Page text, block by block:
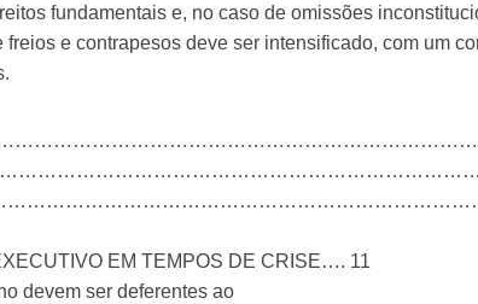
fundamentais e, no caso de omissões
freios e contrapesos deve ser intensificado, com um
EM TEMPOS DE CRISE…. 11
devem ser deferentes ao